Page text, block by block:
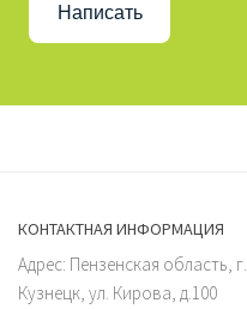
Написать
КОНТАКТНАЯ ИНФОРМАЦИЯ
Адрес: Пензенская область, г.
Кузнецк, ул. Кирова, д.100